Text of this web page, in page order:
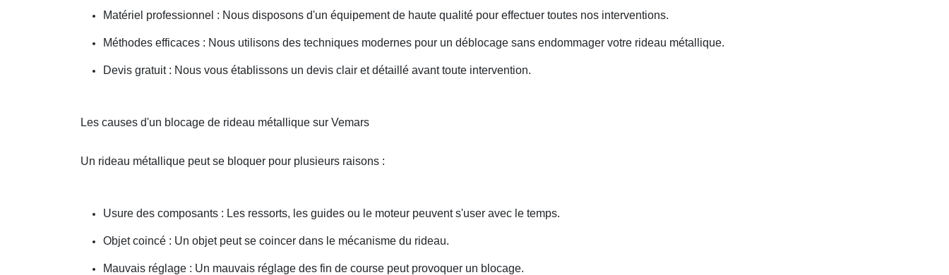
Matériel professionnel : Nous disposons d'un équipement de haute qualité pour effectuer toutes nos interventions.
Méthodes efficaces : Nous utilisons des techniques modernes pour un déblocage sans endommager votre rideau métallique.
Devis gratuit : Nous vous établissons un devis clair et détaillé avant toute intervention.
Les causes d'un blocage de rideau métallique sur Vemars
Un rideau métallique peut se bloquer pour plusieurs raisons :
Usure des composants : Les ressorts, les guides ou le moteur peuvent s'user avec le temps.
Objet coincé : Un objet peut se coincer dans le mécanisme du rideau.
Mauvais réglage : Un mauvais réglage des fin de course peut provoquer un blocage.